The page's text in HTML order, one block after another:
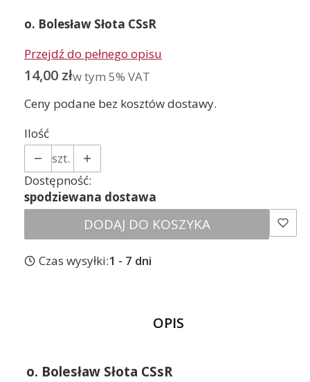
o. Bolesław Słota CSsR
Przejdź do pełnego opisu
Cena
14,00 złw tym 5% VAT
w tym 5% VAT
Ceny podane bez kosztów dostawy.
Ilość
szt.
Dostępność:
spodziewana dostawa
DODAJ DO KOSZYKA
Czas wysyłki:1 - 7 dni
OPIS
o. Bolesław Słota CSsR